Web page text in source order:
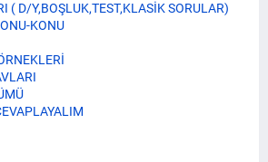
( D/Y,BOŞLUK,TEST,KLASİK SORULAR)
KONU